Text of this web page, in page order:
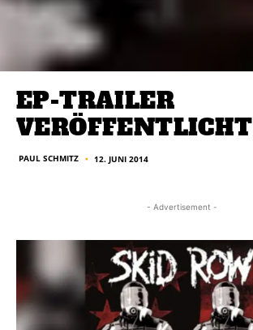
EP-TRAILER
VERÖFFENTLICHT
PAUL SCHMITZ ■ 12. JUNI 2014
- Advertisement -